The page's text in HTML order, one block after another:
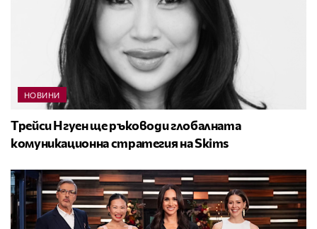
НОВИНИ
Трейси Нгуен ще ръководи глобалната
комуникационна стратегия на Skims